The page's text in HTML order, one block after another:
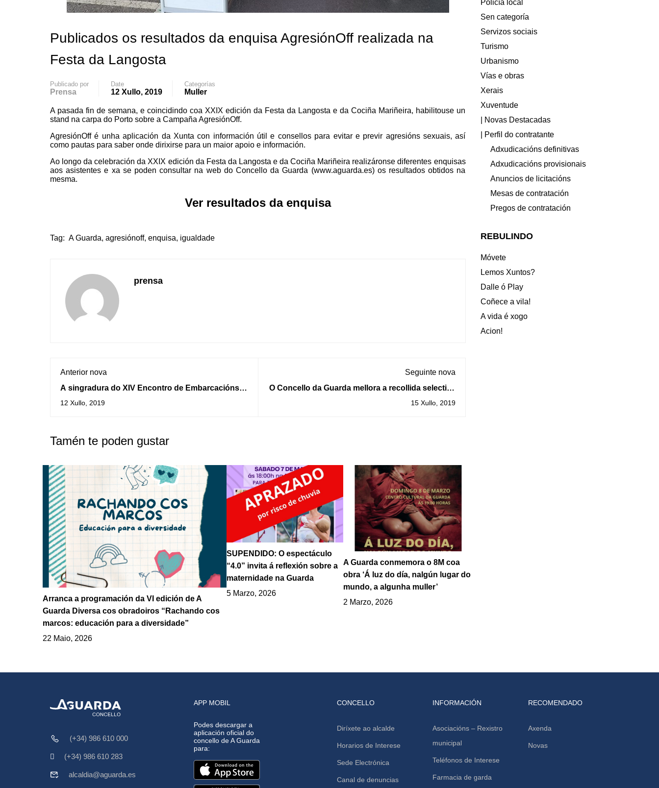
Publicados os resultados da enquisa AgresiónOff realizada na
Festa da Langosta
Publicado por
Prensa
Date
12 Xullo, 2019
Categorías
Muller
A pasada fin de semana, e coincidindo coa XXIX edición da Festa da Langosta e da Cociña Mariñeira, habilitouse un
stand na carpa do Porto sobre a Campaña AgresiónOff.
AgresiónOff é unha aplicación da Xunta con información útil e consellos para evitar e previr agresións sexuais, así
como pautas para saber onde dirixirse para un maior apoio e información.
Ao longo da celebración da XXIX edición da Festa da Langosta e da Cociña Mariñeira realizáronse diferentes enquisas
aos asistentes e xa se poden consultar na web do Concello da Guarda (www.aguarda.es) os resultados obtidos na
mesma.
Ver resultados da enquisa
Tag: A Guarda, agresiónoff, enquisa, igualdade
prensa
Anterior nova
A singradura do XIV Encontro de Embarcacións
Tradicionais na Guarda iniciouse co izado de
12 Xullo, 2019
Seguinte nova
O Concello da Guarda mellora a recollida selectiva
coa incorporación de novos contedores
15 Xullo, 2019
Tamén te poden gustar
Arranca a programación da VI edición de A
Guarda Diversa cos obradoiros “Rachando cos
marcos: educación para a diversidade”
22 Maio, 2026
SUPENDIDO: O espectáculo
“4.0” invita á reflexión sobre a
maternidade na Guarda
5 Marzo, 2026
A Guarda conmemora o 8M coa
obra ‘Á luz do día, nalgún lugar do
mundo, a algunha muller’
2 Marzo, 2026
Policía local
Sen categoría
Servizos sociais
Turismo
Urbanismo
Vías e obras
Xerais
Xuventude
| Novas Destacadas
| Perfil do contratante
Adxudicacións definitivas
Adxudicacións provisionais
Anuncios de licitacións
Mesas de contratación
Pregos de contratación
REBULINDO
Móvete
Lemos Xuntos?
Dalle ó Play
Coñece a vila!
A vida é xogo
Acion!
(+34) 986 610 000
(+34) 986 610 283
alcaldia@aguarda.es
APP MOBIL
Podes descargar a
aplicación oficial do
concello de A Guarda
para:
CONCELLO
Diríxete ao alcalde
Horarios de Interese
Sede Electrónica
Canal de denuncias
INFORMACIÓN
Asociacións – Rexistro
municipal
Teléfonos de Interese
Farmacia de garda
RECOMENDADO
Axenda
Novas